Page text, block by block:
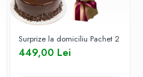
Surprize la domiciliu Pachet 2
449,00 Lei